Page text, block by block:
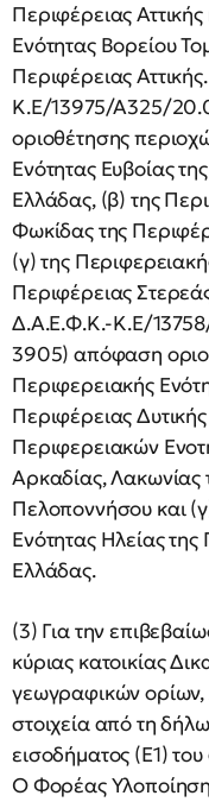
Περιφέρειας
Ενότητας Βορείου
Περιφέρειας
Κ.Ε/13975/Α325/
οριοθέτησης
Ενότητας Ευβοίας
Ελλάδας, (β) της
Φωκίδας της
(γ) της
Περιφέρειας
Δ.Α.Ε.Φ.Κ.-Κ.Ε/
3905) απόφαση
Περιφερειακής
Περιφέρειας
Περιφερειακών
Αρκαδίας, Λακωνίας
Πελοποννήσου και
Ενότητας Ηλείας της
Ελλάδας.
(3) Για την
κύριας κατοικίας
γεωγραφικών
στοιχεία από τη
εισοδήματος (Ε1)
Ο Φορέας